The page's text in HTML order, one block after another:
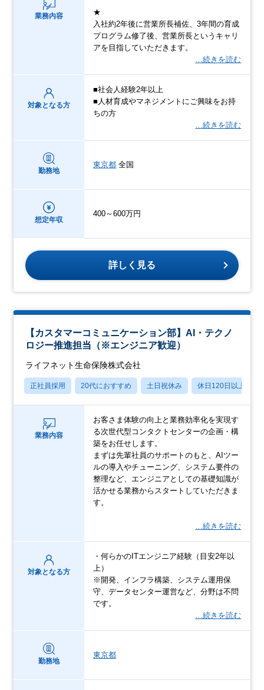
業務内容
★
入社約2年後に営業所長補佐、3年間の育成
プログラム修了後、営業所長というキャリ
アを目指していただきます。
…続きを読む
対象となる方
■社会人経験2年以上
■人材育成やマネジメントにご興味をお持
ちの方
…続きを読む
勤務地
東京都 全国
想定年収
400～600万円
詳しく見る
【カスタマーコミュニケーション部】AI・テクノ
ロジー推進担当（※エンジニア歓迎）
ライフネット生命保険株式会社
正社員採用 20代におすすめ 土日祝休み 休日120日以上
業務内容
お客さま体験の向上と業務効率化を実現す
る次世代型コンタクトセンターの企画・構
築をお任せします。
まずは先輩社員のサポートのもと、AIツー
ルの導入やチューニング、システム要件の
整理など、エンジニアとしての基礎知識が
活かせる業務からスタートしていただきま
す。
…続きを読む
対象となる方
・何らかのITエンジニア経験（目安2年以
上）
※開発、インフラ構築、システム運用保
守、データセンター運営など、分野は不問
です。
…続きを読む
勤務地
東京都